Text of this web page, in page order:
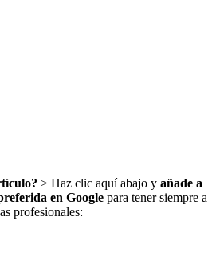
> Haz clic aquí abajo y añade a
en Google para tener siempre a
profesionales: